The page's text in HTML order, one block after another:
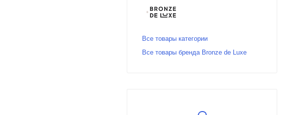
Все товары категории
Все товары бренда Bronze de Luxe